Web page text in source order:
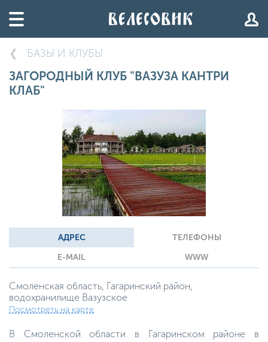
БАЗЫ И КЛУБЫ
ЗАГОРОДНЫЙ КЛУБ "ВАЗУЗА КАНТРИ
КЛАБ"
АДРЕС
ТЕЛЕФОНЫ
E-MAIL
WWW
Смоленская область, Гагаринский район,
водохранилище Вазузское
Посмотреть на карте
В Смоленской области в Гагаринском районе в